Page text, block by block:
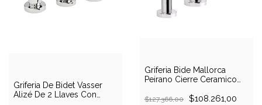
Griferia De Bidet Vasser
Alizé De 2 Llaves Con
Griferia Bide Mallorca
Peirano Cierre Ceramico
$127.366,00 $108.261,00